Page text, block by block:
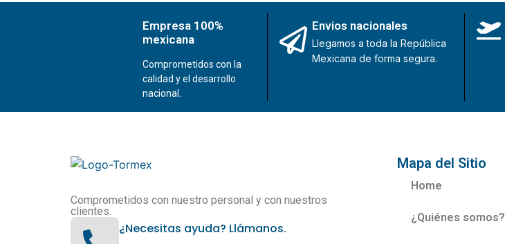
Empresa 100%
mexicana
Comprometidos con la
calidad y el desarrollo
nacional.
Envios nacionales
Llegamos a toda la República
Mexicana de forma segura.
Comprometidos con nuestro personal y con nuestros
clientes.
¿Necesitas ayuda? Llámanos.
Mapa del Sitio
Home
¿Quiénes somos?